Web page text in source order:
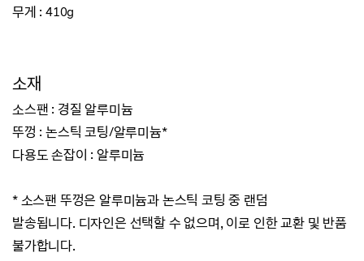
무게 : 410g
소재
소스팬 : 경질 알루미늄
뚜껑 : 논스틱 코팅/알루미늄*
다용도 손잡이 : 알루미늄
* 소스팬 뚜껑은 알루미늄과 논스틱 코팅 중 랜덤
발송됩니다. 디자인은 선택할 수 없으며, 이로 인한 교환 및 반품
불가합니다.